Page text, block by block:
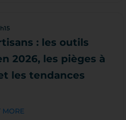
: les outils
2026, les pièges à
les tendances
MORE